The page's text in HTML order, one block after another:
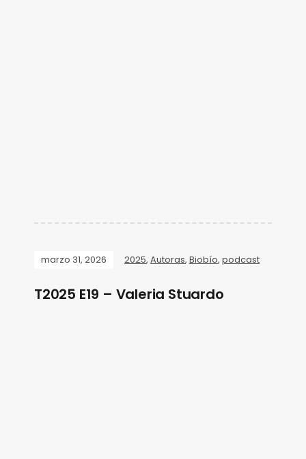
marzo 31, 2026 2025, Autoras, Biobío, podcast
T2025 E19 – Valeria Stuardo